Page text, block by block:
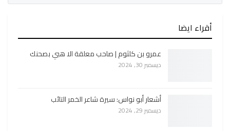
أقراء ايضا
عمرو بن كلثوم | صاحب معلقة الا هبي بصحنك
ديسمبر 30, 2024
أشعار أبو نواس: سيرة شاعر الخمر التائب
ديسمبر 29, 2024